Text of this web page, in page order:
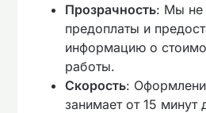
Прозрачность: Мы не
предоплаты и
информацию о
работы.
Скорость:
занимает от 15 минут